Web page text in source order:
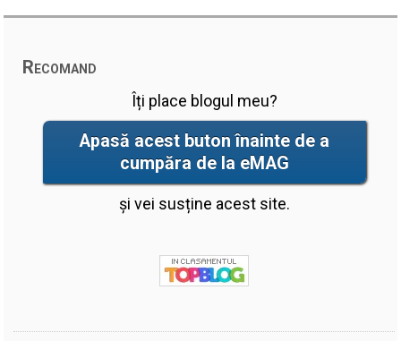
Recomand
Îți place blogul meu?
Apasă acest buton înainte de a
cumpăra de la eMAG
și vei susține acest site.